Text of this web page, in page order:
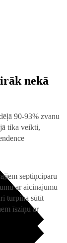
nekā
90-93% zvanu
tika veikti,
septiņciparu
ar aicinājumu
turpina sūtīt
īsziņu ar